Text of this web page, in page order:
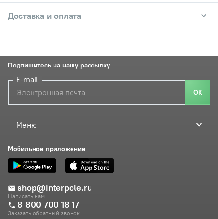
Доставка и оплата
Меню
Мобильное приложение
shop@interpole.ru
Написать нам
8 800 700 18 17
Заказать обратный звонок
Подпишитесь на нашу рассылку
E-mail
ОК